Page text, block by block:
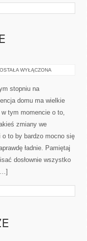
WYŁĄCZONA
stopniu na
domu ma wielkie
tym momencie o to,
zmiany we
to by bardzo mocno się
ładnie. Pamiętaj
dosłownie wszystko